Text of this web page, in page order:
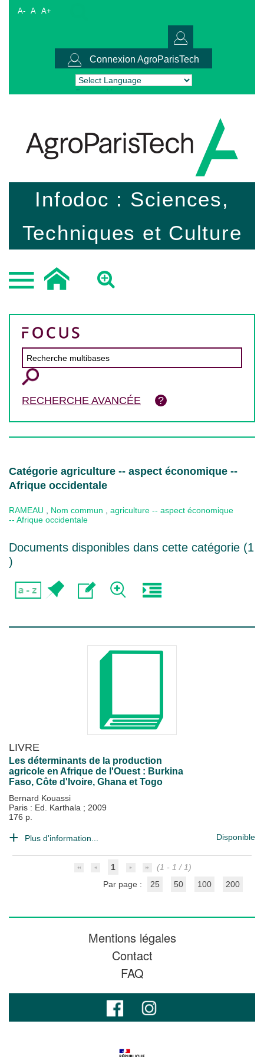
A- A A+
Connexion AgroParisTech
Powered by Translate
Infodoc : Sciences,
Techniques et Culture
RECHERCHE AVANCÉE
Catégorie agriculture -- aspect économique --
Afrique occidentale
RAMEAU Nom commun
agriculture -- aspect économique
-- Afrique occidentale
Documents disponibles dans cette catégorie (1
)
LIVRE
Les déterminants de la production
agricole en Afrique de l'Ouest : Burkina
Faso, Côte d'Ivoire, Ghana et Togo
Bernard Kouassi
Paris : Ed. Karthala ; 2009
176 p.
Plus d'information... Disponible
1
(1 - 1 / 1)
Par page :
25 50 100 200
Mentions légales
Contact
FAQ